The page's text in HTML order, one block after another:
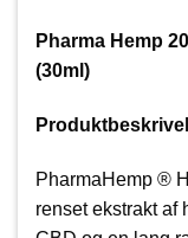
Pharma Hemp
(30ml)
PharmaHemp ®
renset ekstrakt af